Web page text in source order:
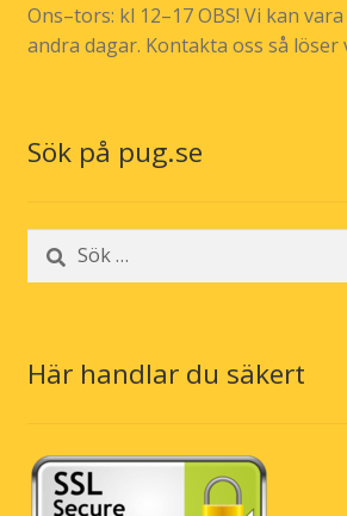
Ons–tors: kl 12–17 OBS! Vi kan
andra dagar. Kontakta oss så löser
Sök på pug.se
Sök
efter:
Här handlar du säkert